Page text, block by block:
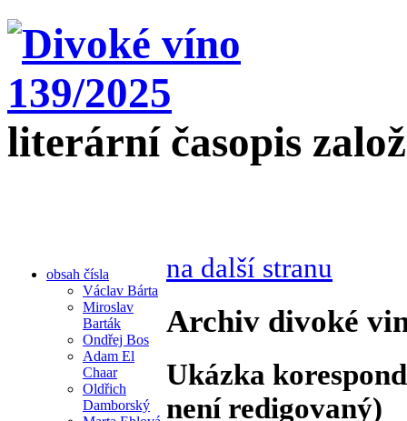
literární časopis
obsah čísla
Václav Bárta
Miroslav
Barták
Ondřej Bos
Adam El
Chaar
Oldřich
Damborský
na další stranu
Archiv divoké
Ukázka
není redigovaný)